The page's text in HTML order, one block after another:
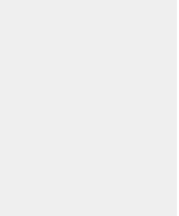
الكفاءة ويمنح الشباب
لصناعة الواقع؟
هو الأساس الوحيد لحل